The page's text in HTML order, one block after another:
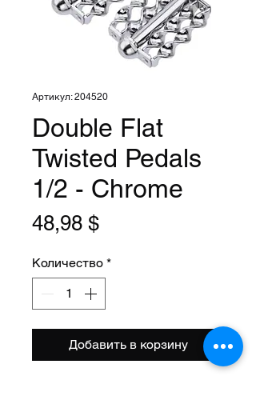
Артикул: 204520
Double Flat
Twisted Pedals
1/2 - Chrome
48,98 $Цена
Количество *
Добавить в корзину